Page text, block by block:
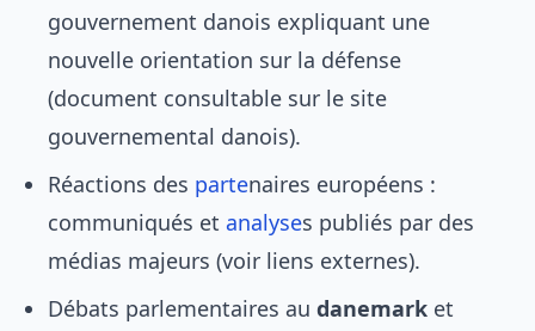
gouvernement danois expliquant une
nouvelle orientation sur la défense
(document consultable sur le site
gouvernemental danois).
Réactions des partenaires européens :
communiqués et analyses publiés par des
médias majeurs (voir liens externes).
Débats parlementaires au danemark et